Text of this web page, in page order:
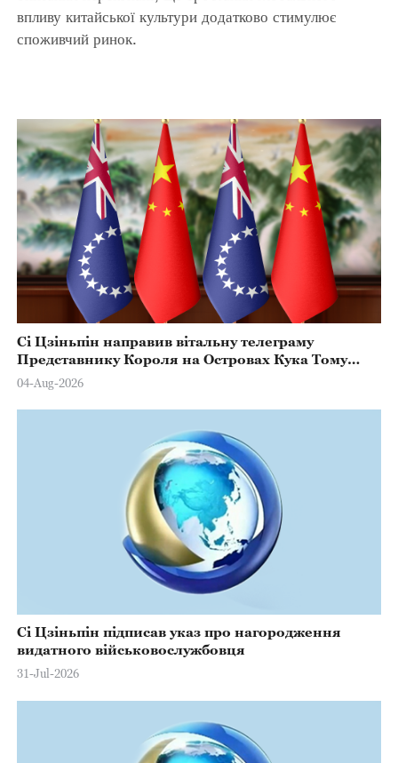
впливу китайської культури додатково стимулює
споживчий ринок.
Сі Цзіньпін направив вітальну телеграму
Представнику Короля на Островах Кука Тому
Марстерсу з нагоди Дня Конституції
04-Aug-2026
Сі Цзіньпін підписав указ про нагородження
видатного військовослужбовця
31-Jul-2026